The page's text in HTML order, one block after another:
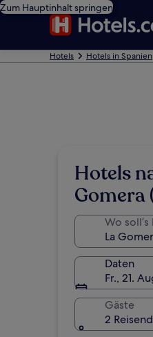
Zum Hauptinhalt springen
Hotels Hotels in Spanien
Hotels
Gomera
Wo
Daten
Fr., 21.
Gäste
2